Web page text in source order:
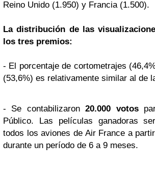
Reino Unido (1.950) y Francia (1.500).
La distribución de las
los tres premios:
- El porcentaje de cortometrajes
(53,6%) es relativamente similar al de
- Se contabilizaron20.000 votos
Público. Las películas ganadoras
todos los aviones de Air France a
durante un período de 6 a 9 meses.